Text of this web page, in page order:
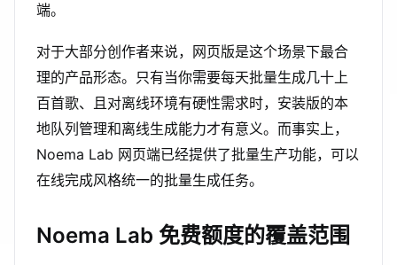
端。
对于大部分创作者来说，网页版是这个场景下最合
理的产品形态。只有当你需要每天批量生成几十上
百首歌、且对离线环境有硬性需求时，安装版的本
地队列管理和离线生成能力才有意义。而事实上，
Noema Lab 网页端已经提供了批量生产功能，可以
在线完成风格统一的批量生成任务。
Noema Lab 免费额度的覆盖范围